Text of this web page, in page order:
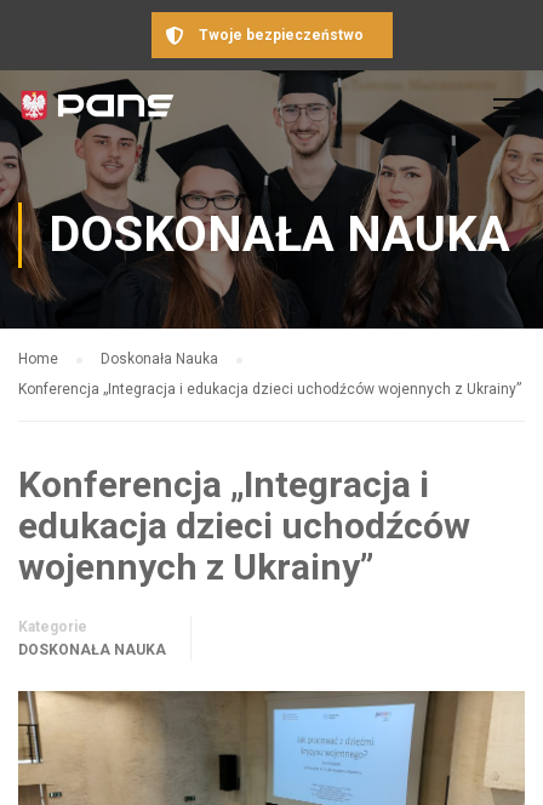
Twoje bezpieczeństwo
DOSKONAŁA NAUKA
Home
Doskonała Nauka
Konferencja „Integracja i edukacja dzieci uchodźców wojennych z Ukrainy”
Konferencja „Integracja i
edukacja dzieci uchodźców
wojennych z Ukrainy”
Kategorie
DOSKONAŁA NAUKA